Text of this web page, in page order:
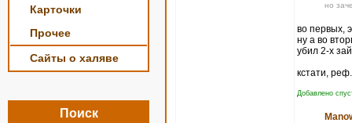
Карточки
Прочее
Сайты о халяве
Поиск
но
во первых,
ну а во
убил 2-х
кстати,
Добавлено